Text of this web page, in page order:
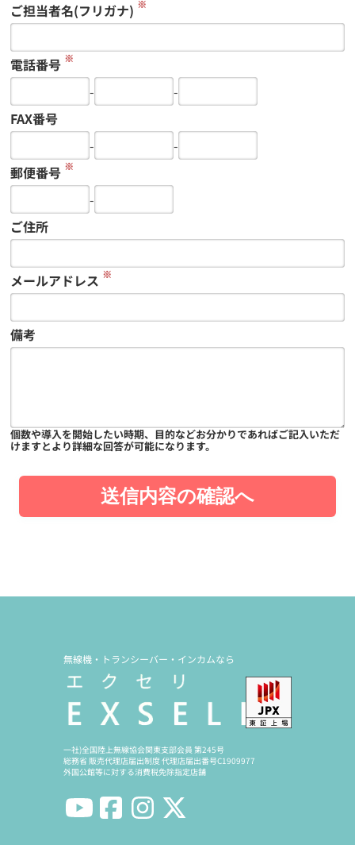
ご担当者名(フリガナ) ※
電話番号 ※
-
-
FAX番号
-
-
郵便番号 ※
-
ご住所
メールアドレス ※
備考
個数や導入を開始したい時期、目的などお分かりであればご記入いただ
けますとより詳細な回答が可能になります。
送信内容の確認へ
無線機・トランシーバー・インカムなら
一社)全国陸上無線協会関東支部会員 第245号
総務省 販売代理店届出制度 代理店届出番号C1909977
外国公館等に対する消費税免除指定店舗